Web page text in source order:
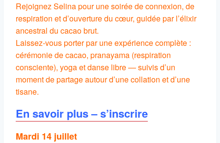
Rejoignez Selina pour une soirée de connexion, de
respiration et d’ouverture du cœur, guidée par l’élixir
ancestral du cacao brut.
Laissez-vous porter par une expérience complète :
cérémonie de cacao, pranayama (respiration
consciente), yoga et danse libre — suivis d’un
moment de partage autour d’une collation et d’une
tisane.
En savoir plus – s’inscrire
Mardi 14 juillet